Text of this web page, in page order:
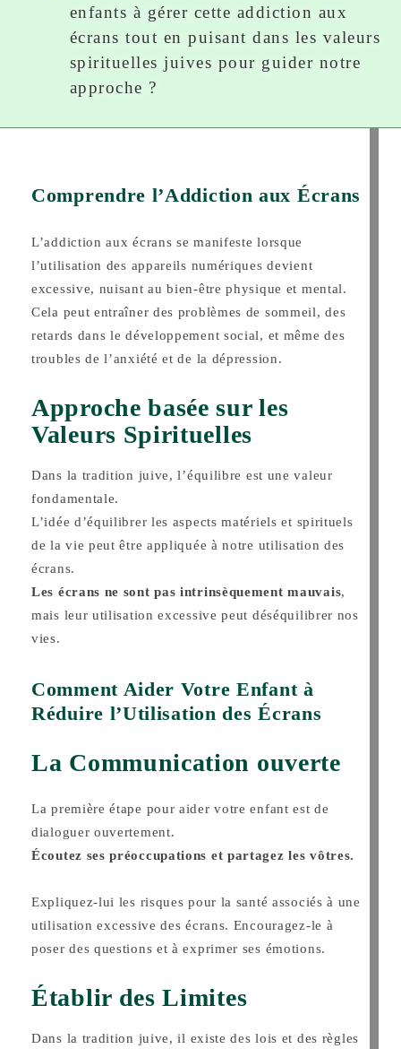
enfants à gérer cette addiction aux
écrans tout en puisant dans les valeurs
spirituelles juives pour guider notre
approche ?
Comprendre l’Addiction aux Écrans
L’addiction aux écrans se manifeste lorsque
l’utilisation des appareils numériques devient
excessive, nuisant au bien-être physique et mental.
Cela peut entraîner des problèmes de sommeil, des
retards dans le développement social, et même des
troubles de l’anxiété et de la dépression.
Approche basée sur les
Valeurs Spirituelles
Dans la tradition juive, l’équilibre est une valeur
fondamentale.
L’idée d’équilibrer les aspects matériels et spirituels
de la vie peut être appliquée à notre utilisation des
écrans.
Les écrans ne sont pas intrinsèquement mauvais,
mais leur utilisation excessive peut déséquilibrer nos
vies.
Comment Aider Votre Enfant à
Réduire l’Utilisation des Écrans
La Communication ouverte
La première étape pour aider votre enfant est de
dialoguer ouvertement.
Écoutez ses préoccupations et partagez les vôtres.
Expliquez-lui les risques pour la santé associés à une
utilisation excessive des écrans. Encouragez-le à
poser des questions et à exprimer ses émotions.
Établir des Limites
Dans la tradition juive, il existe des lois et des règles